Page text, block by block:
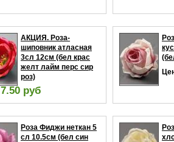
АКЦИЯ. Роза-
шиповник атласная
3сл 12см (бел крас
желт лайм перс сир
роз)
7.50 руб
В корзину »
Роза Фиджи неткан 5
сл 10.5см (бел син